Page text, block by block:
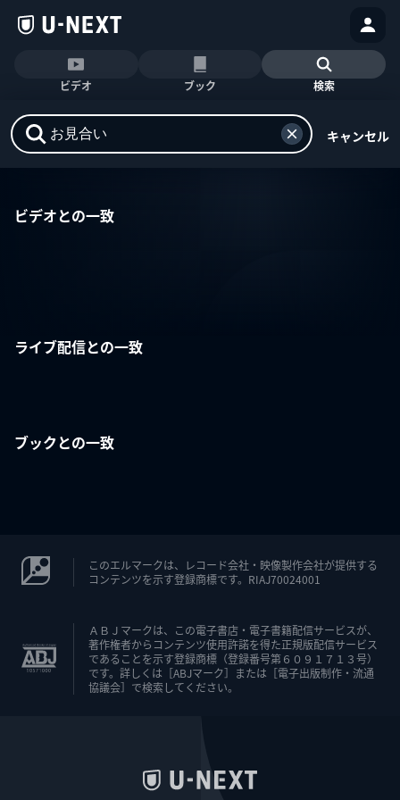
ビデオ ブック 検索
キャンセル
ビデオとの一致
ライブ配信との一致
ブックとの一致
このエルマークは、レコード会社・映像製作会社が提供する
コンテンツを示す登録商標です。RIAJ70024001
ＡＢＪマークは、この電子書店・電子書籍配信サービスが、
著作権者からコンテンツ使用許諾を得た正規版配信サービス
であることを示す登録商標（登録番号第６０９１７１３号）
です。詳しくは［ABJマーク］または［電子出版制作・流通
協議会］で検索してください。